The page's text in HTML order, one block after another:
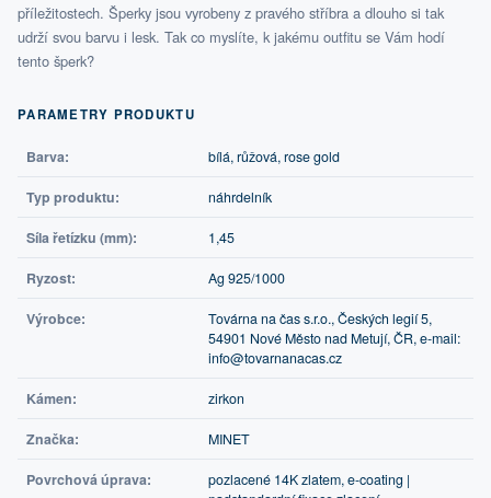
příležitostech. Šperky jsou vyrobeny z pravého stříbra a dlouho si tak
udrží svou barvu i lesk. Tak co myslíte, k jakému outfitu se Vám hodí
tento šperk?
PARAMETRY PRODUKTU
Barva: bílá, růžová, rose gold
Typ produktu: náhrdelník
Síla řetízku (mm): 1,45
Ryzost: Ag 925/1000
Výrobce:
Továrna na čas s.r.o., Českých legií 5,
54901 Nové Město nad Metují, ČR, e-mail:
info@tovarnanacas.cz
Kámen: zirkon
Značka: MINET
Povrchová úprava:
pozlacené 14K zlatem, e-coating |